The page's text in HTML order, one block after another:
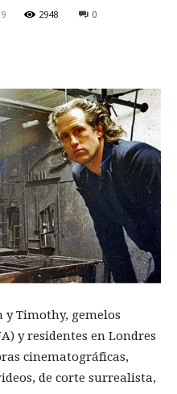
2948 0
y Timothy, gemelos
y residentes en Londres
cinematográficas,
de corte surrealista,